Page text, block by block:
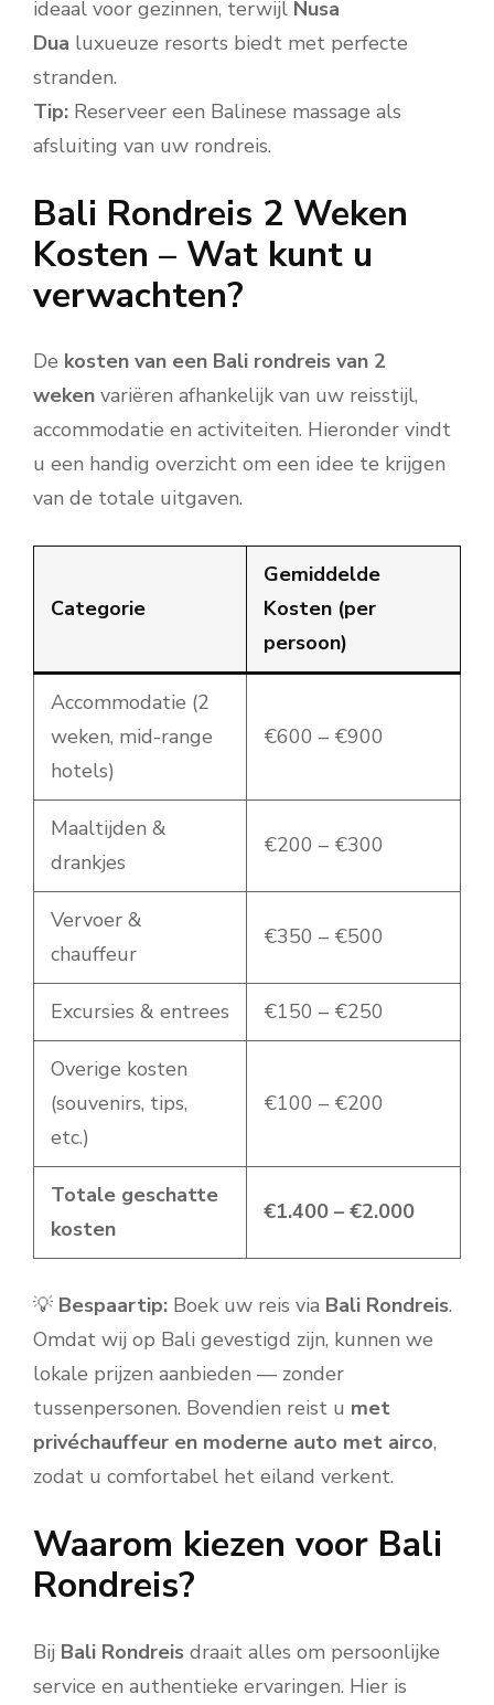
ideaal voor gezinnen, terwijl Nusa
Dua luxueuze resorts biedt met perfecte
stranden.
Tip: Reserveer een Balinese massage als
afsluiting van uw rondreis.
Bali Rondreis 2 Weken
Kosten – Wat kunt u
verwachten?
De kosten van een Bali rondreis van 2
weken variëren afhankelijk van uw reisstijl,
accommodatie en activiteiten. Hieronder vindt
u een handig overzicht om een idee te krijgen
van de totale uitgaven.
Categorie
Gemiddelde
Kosten (per
persoon)
Accommodatie (2
weken, mid-range
hotels)
€600 – €900
Maaltijden &
drankjes
€200 – €300
Vervoer &
chauffeur
€350 – €500
Excursies & entrees €150 – €250
Overige kosten
(souvenirs, tips,
etc.)
€100 – €200
Totale geschatte
kosten
€1.400 – €2.000
💡 Bespaartip: Boek uw reis via Bali Rondreis.
Omdat wij op Bali gevestigd zijn, kunnen we
lokale prijzen aanbieden — zonder
tussenpersonen. Bovendien reist u met
privéchauffeur en moderne auto met airco,
zodat u comfortabel het eiland verkent.
Waarom kiezen voor Bali
Rondreis?
Bij Bali Rondreis draait alles om persoonlijke
service en authentieke ervaringen. Hier is